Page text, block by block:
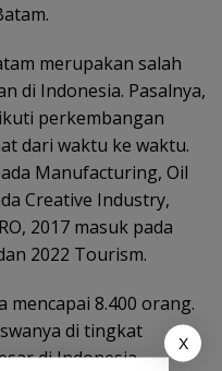
merupakan salah
di Indonesia. Pasalnya,
perkembangan
dari waktu ke waktu.
Manufacturing, Oil
Creative Industry,
2017 masuk pada
2022 Tourism.
mencapai 8.400 orang.
di tingkat
di Indonesia.
X